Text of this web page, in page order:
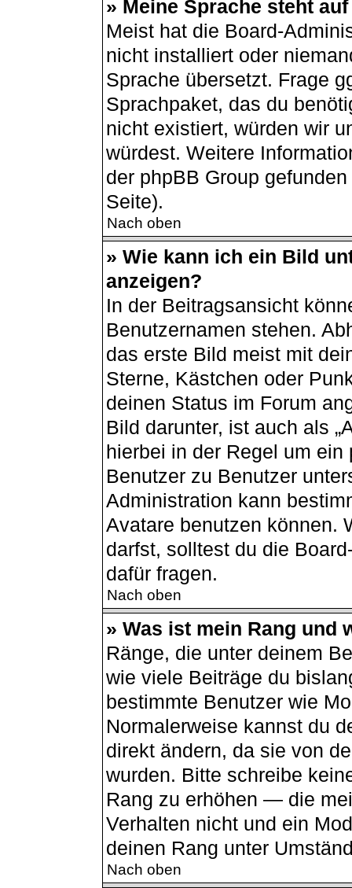
» Meine Sprache steht
Meist hat die Board-
nicht installiert oder
Sprache übersetzt. Frage
Sprachpaket, das du
nicht existiert, würden wir
würdest. Weitere
der phpBB Group
Seite).
Nach oben
» Wie kann ich ein Bild
anzeigen?
In der Beitragsansicht
Benutzernamen stehen.
das erste Bild meist mit
Sterne, Kästchen oder
deinen Status im Forum
Bild darunter, ist auch als
hierbei in der Regel um
Benutzer zu Benutzer
Administration kann
Avatare benutzen können.
darfst, solltest du die
dafür fragen.
Nach oben
» Was ist mein Rang und
Ränge, die unter deinem
wie viele Beiträge du
bestimmte Benutzer wie
Normalerweise kannst du
direkt ändern, da sie von
wurden. Bitte schreibe
Rang zu erhöhen — die
Verhalten nicht und ein
deinen Rang unter
Nach oben